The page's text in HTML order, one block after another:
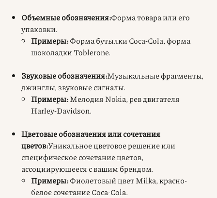
Объемные обозначения:Форма товара или его
упаковки.
Примеры:Форма бутылки Coca-Cola, форма
шоколадки Toblerone.
Звуковые обозначения:Музыкальные фрагменты,
джинглы, звуковые сигналы.
Примеры:Мелодия Nokia, рев двигателя
Harley-Davidson.
Цветовые обозначения или сочетания
цветов:Уникальное цветовое решение или
специфическое сочетание цветов,
ассоциирующееся с вашим брендом.
Примеры:Фиолетовый цвет Milka, красно-
белое сочетание Coca-Cola.